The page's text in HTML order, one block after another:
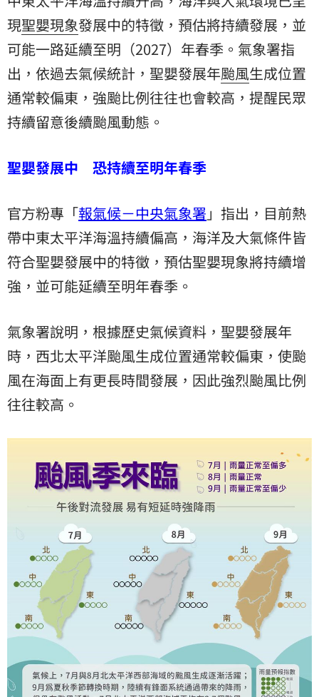
現聖嬰現象發展中的特徵，預估將持續發展，並
可能一路延續至明（2027）年春季。氣象署指
出，依過去氣候統計，聖嬰發展年颱風生成位置
通常較偏東，強颱比例往往也會較高，提醒民眾
持續留意後續颱風動態。
聖嬰發展中 恐持續至明年春季
官方粉專「報氣候－中央氣象署 」指出，目前熱
帶中東太平洋海溫持續偏高，海洋及大氣條件皆
符合聖嬰發展中的特徵，預估聖嬰現象將持續增
強，並可能延續至明年春季。
氣象署說明，根據歷史氣候資料，聖嬰發展年
時，西北太平洋颱風生成位置通常較偏東，使颱
風在海面上有更長時間發展，因此強烈颱風比例
往往較高。